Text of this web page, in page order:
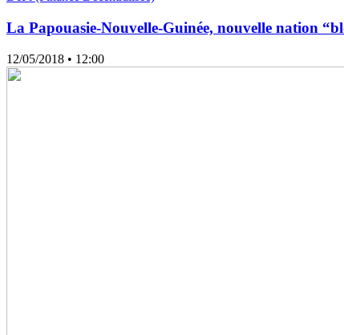
La Papouasie-Nouvelle-Guinée, nouvelle nation
12/05/2018 • 12:00